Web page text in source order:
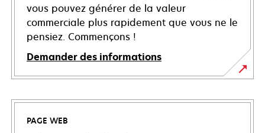
vous pouvez générer de la valeur
commerciale plus rapidement que vous ne le
pensiez. Commençons !
Demander des informations
PAGE WEB